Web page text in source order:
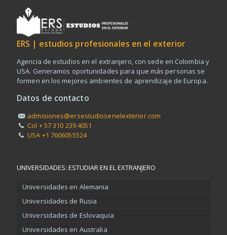
ERS | estudios profesionales en el exterior
Agencia de estudios en el extranjero, con sede en Colombia y
USA. Generamos oportunidades para que más personas se
formen en los mejores ambientes de aprendizaje de Europa.
Datos de contacto
admisiones@ersestudiosenelexterior.com
Col + 57 310 239 4051
USA +1 7606055524
UNIVERSIDADES: ESTUDIAR EN EL EXTRANJERO
Universidades en Alemania
Universidades de Rusia
Universidades de Eslovaquia
Universidades en Australia